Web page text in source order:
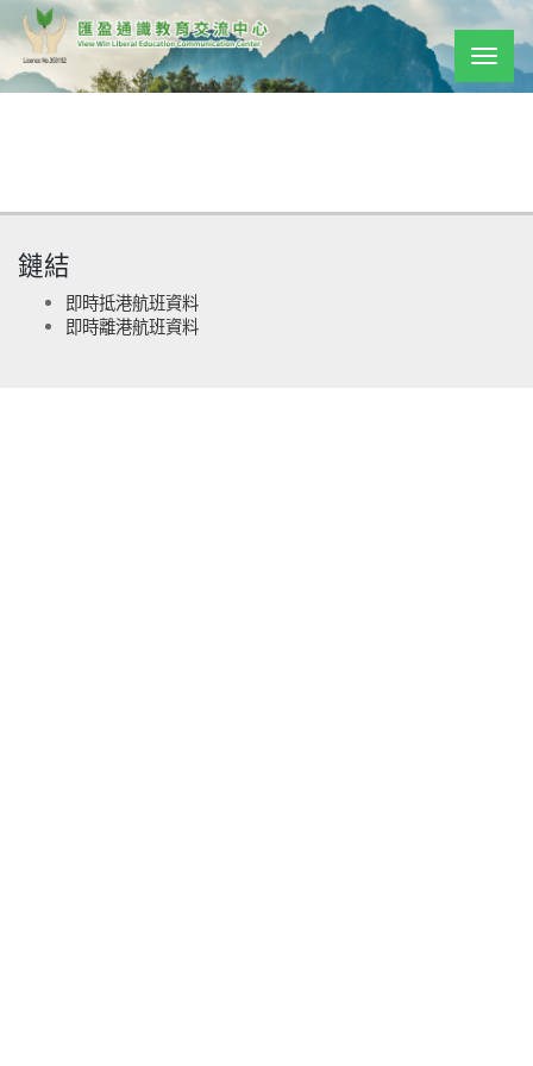
鏈結
即時抵港航班資料
即時離港航班資料